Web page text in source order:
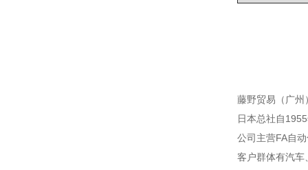
藤野贸易（广州
日本总社自
公司主营FA自
客户群体有汽车